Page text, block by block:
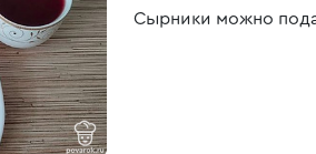
Сырники можно